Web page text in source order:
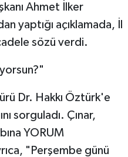
Ahmet İlker
yaptığı açıklamada, İl
sözü verdi.
Dr. Hakkı Öztürk'e
sorguladı. Çınar,
YORUM
"Perşembe günü